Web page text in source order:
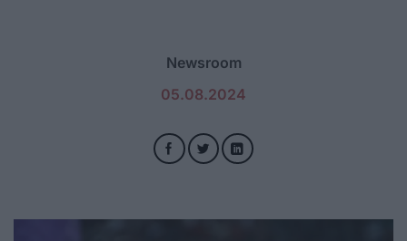
Newsroom
05.08.2024